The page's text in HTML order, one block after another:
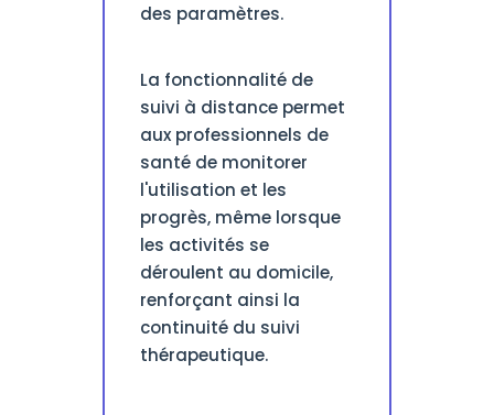
des paramètres.
La fonctionnalité de
suivi à distance permet
aux professionnels de
santé de monitorer
l'utilisation et les
progrès, même lorsque
les activités se
déroulent au domicile,
renforçant ainsi la
continuité du suivi
thérapeutique.